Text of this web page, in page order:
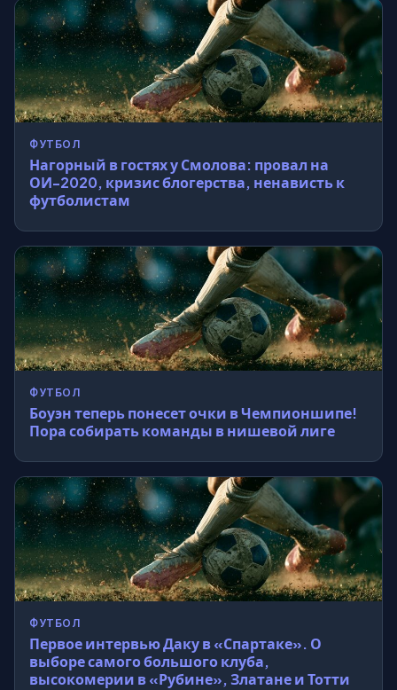
ФУТБОЛ
Нагорный в гостях у Смолова: провал на
ОИ-2020, кризис блогерства, ненависть к
футболистам
ФУТБОЛ
Боуэн теперь понесет очки в Чемпионшипе!
Пора собирать команды в нишевой лиге
ФУТБОЛ
Первое интервью Даку в «Спартаке». О
выборе самого большого клуба,
высокомерии в «Рубине», Златане и Тотти